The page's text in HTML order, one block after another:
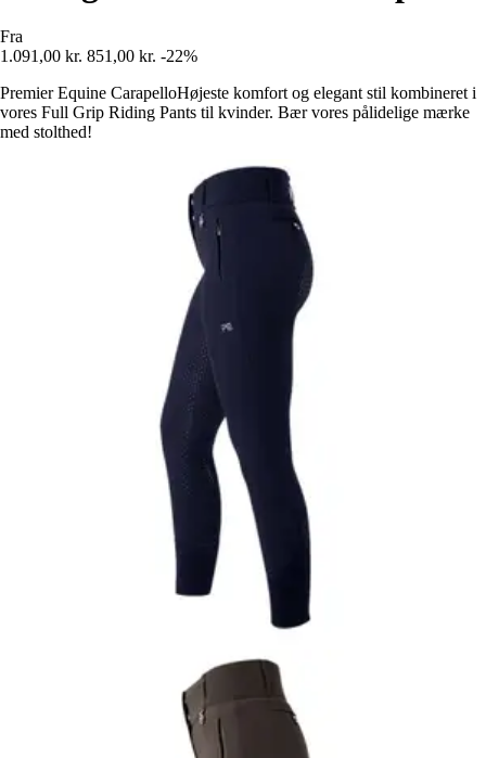
Fra
1.091,00 kr. 851,00 kr. -22%
Premier Equine CarapelloHøjeste komfort og elegant stil kombineret i
vores Full Grip Riding Pants til kvinder. Bær vores pålidelige mærke
med stolthed!